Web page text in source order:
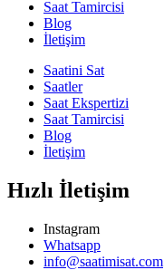
Saat Tamircisi
Blog
İletişim
Saatini Sat
Saatler
Saat Ekspertizi
Saat Tamircisi
Blog
İletişim
Hızlı İletişim
Instagram
Whatsapp
info@saatimisat.com